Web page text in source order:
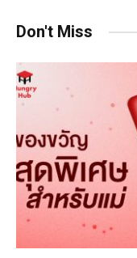
Don't Miss